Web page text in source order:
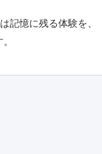
は記憶に残る体験を、